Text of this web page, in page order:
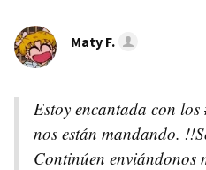
Maty F.
Estoy encantada con
nos están mandando.
Continúen enviándonos